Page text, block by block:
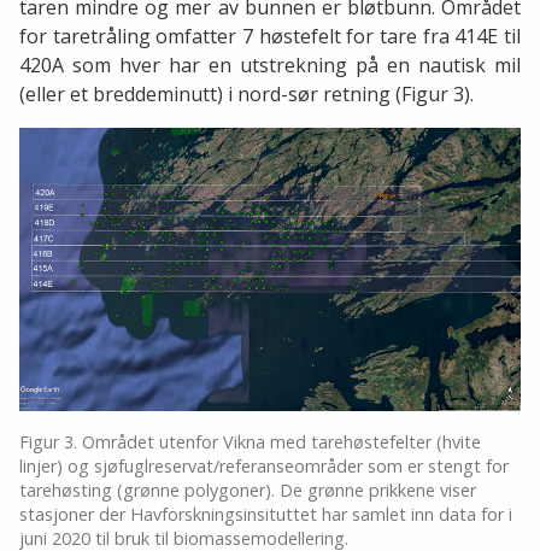
taren mindre og mer av bunnen er bløtbunn. Området
for taretråling omfatter 7 høstefelt for tare fra 414E til
420A som hver har en utstrekning på en nautisk mil
(eller et breddeminutt) i nord-sør retning (Figur 3).
Figur 3. Området utenfor Vikna med tarehøstefelter (hvite
linjer) og sjøfuglreservat/referanseområder som er stengt for
tarehøsting (grønne polygoner). De grønne prikkene viser
stasjoner der Havforskningsinsituttet har samlet inn data for i
juni 2020 til bruk til biomassemodellering.